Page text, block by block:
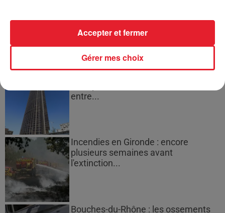
masculine dans sa bataille...
entre...
Incendies en Gironde : encore
plusieurs semaines avant
l'extinction...
Bouches-du-Rhône : les ossements
Gérer mes choix
Accepter et fermer